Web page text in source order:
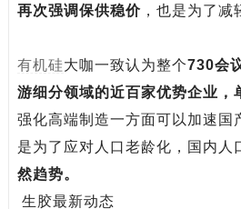
再次强调保供稳价，也是为了减
有机硅大咖一致认为整个730会
游细分领域的近百家优势企业
强化高端制造一方面可以加速
是为了应对人口老龄化，国内
然趋势。
生胶最新动态